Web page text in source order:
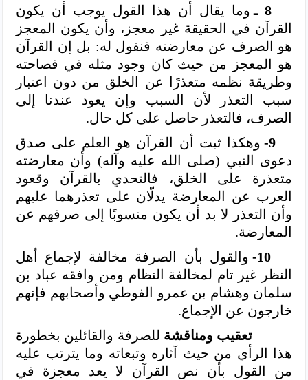
وما يقال أن هذا القول يوجب أن يكون
القرآن في الحقيقة غير معجز، وأن يكون المعجز
هو الصرف عن معارضته فنقول له: بل إن القرآن
هو المعجز من حيث كان وجود مثله في فصاحته
وطريقة نظمه متعذرًا عن الخلق من دون اعتبار
سبب التعذر لأن السبب وإن يعود عندنا إلى
الصرف، فالتعذر حاصل على كل حال.
9-
وهكذا ثبت أن القرآن هو العلم على صدق
دعوى النبي (صلى الله عليه وآله) وأن معارضته
متعذرة على الخلق، فالتحدي بالقرآن وقعود
العرب عن المعارضة يدلّان على تعذرهما عليهم
وأن التعذر لا بد أن يكون منسوبًا إلى صرفهم عن
المعارضة.
10-
والقول بأن الصرفة مخالفة لإجماع أهل
النظر غير تام لمخالفة النظام ومن وافقه عباد بن
سلمان وهشام بن عمرو الفوطي وأصحابهم فإنهم
خارجون عن الإجماع.
تعقيب ومناقشة للصرفة والقائلين بخطورة
هذا الرأي من حيث آثاره وتبعاته وما يترتب عليه
من القول بأن نص القرآن لا يعد معجزة في